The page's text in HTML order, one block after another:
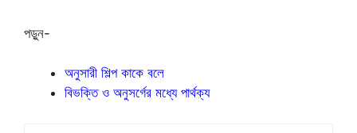
এটি একটি রহস্যময় গ্ৰন্থ স্বরূপ,সকল বেদের সংগ্ৰহ এতে বিদ্যমান।
পাঠকবর্গের পঠনের রুচিকে সম্মতি জানিয়ে বিভিন্ন ভাষায় সংকলিত
পড়ুন-
অনুসারী শিল্প কাকে বলে
বিভক্তি ও অনুসর্গের মধ্যে পার্থক্য